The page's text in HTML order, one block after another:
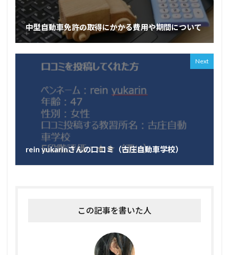
中型自動車免許の取得にかかる費用や期間について
Next
rein yukarinさんの口コミ（古庄自動車学校）
この記事を書いた人